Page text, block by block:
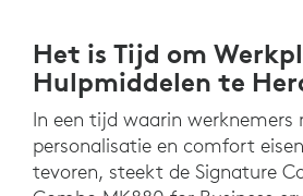
Het is Tijd om
Hulpmiddelen te
In een tijd waarin werknemers
personalisatie en comfort
tevoren, steekt de Signature